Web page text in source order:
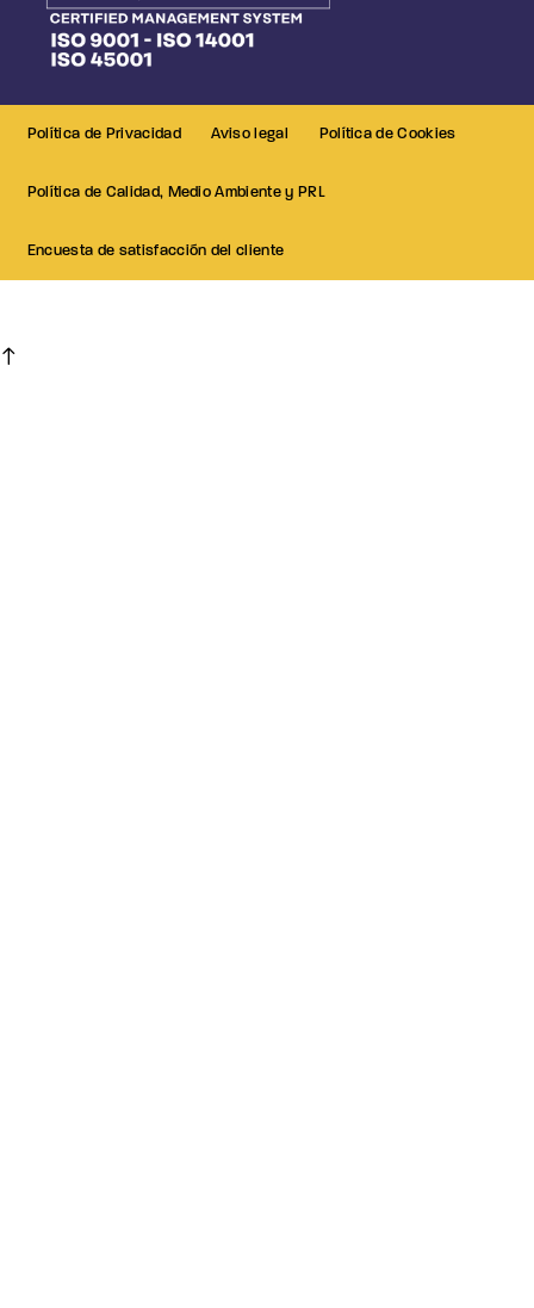
Política de Privacidad Aviso legal Política de Cookies
Política de Calidad, Medio Ambiente y PRL
Encuesta de satisfacción del cliente